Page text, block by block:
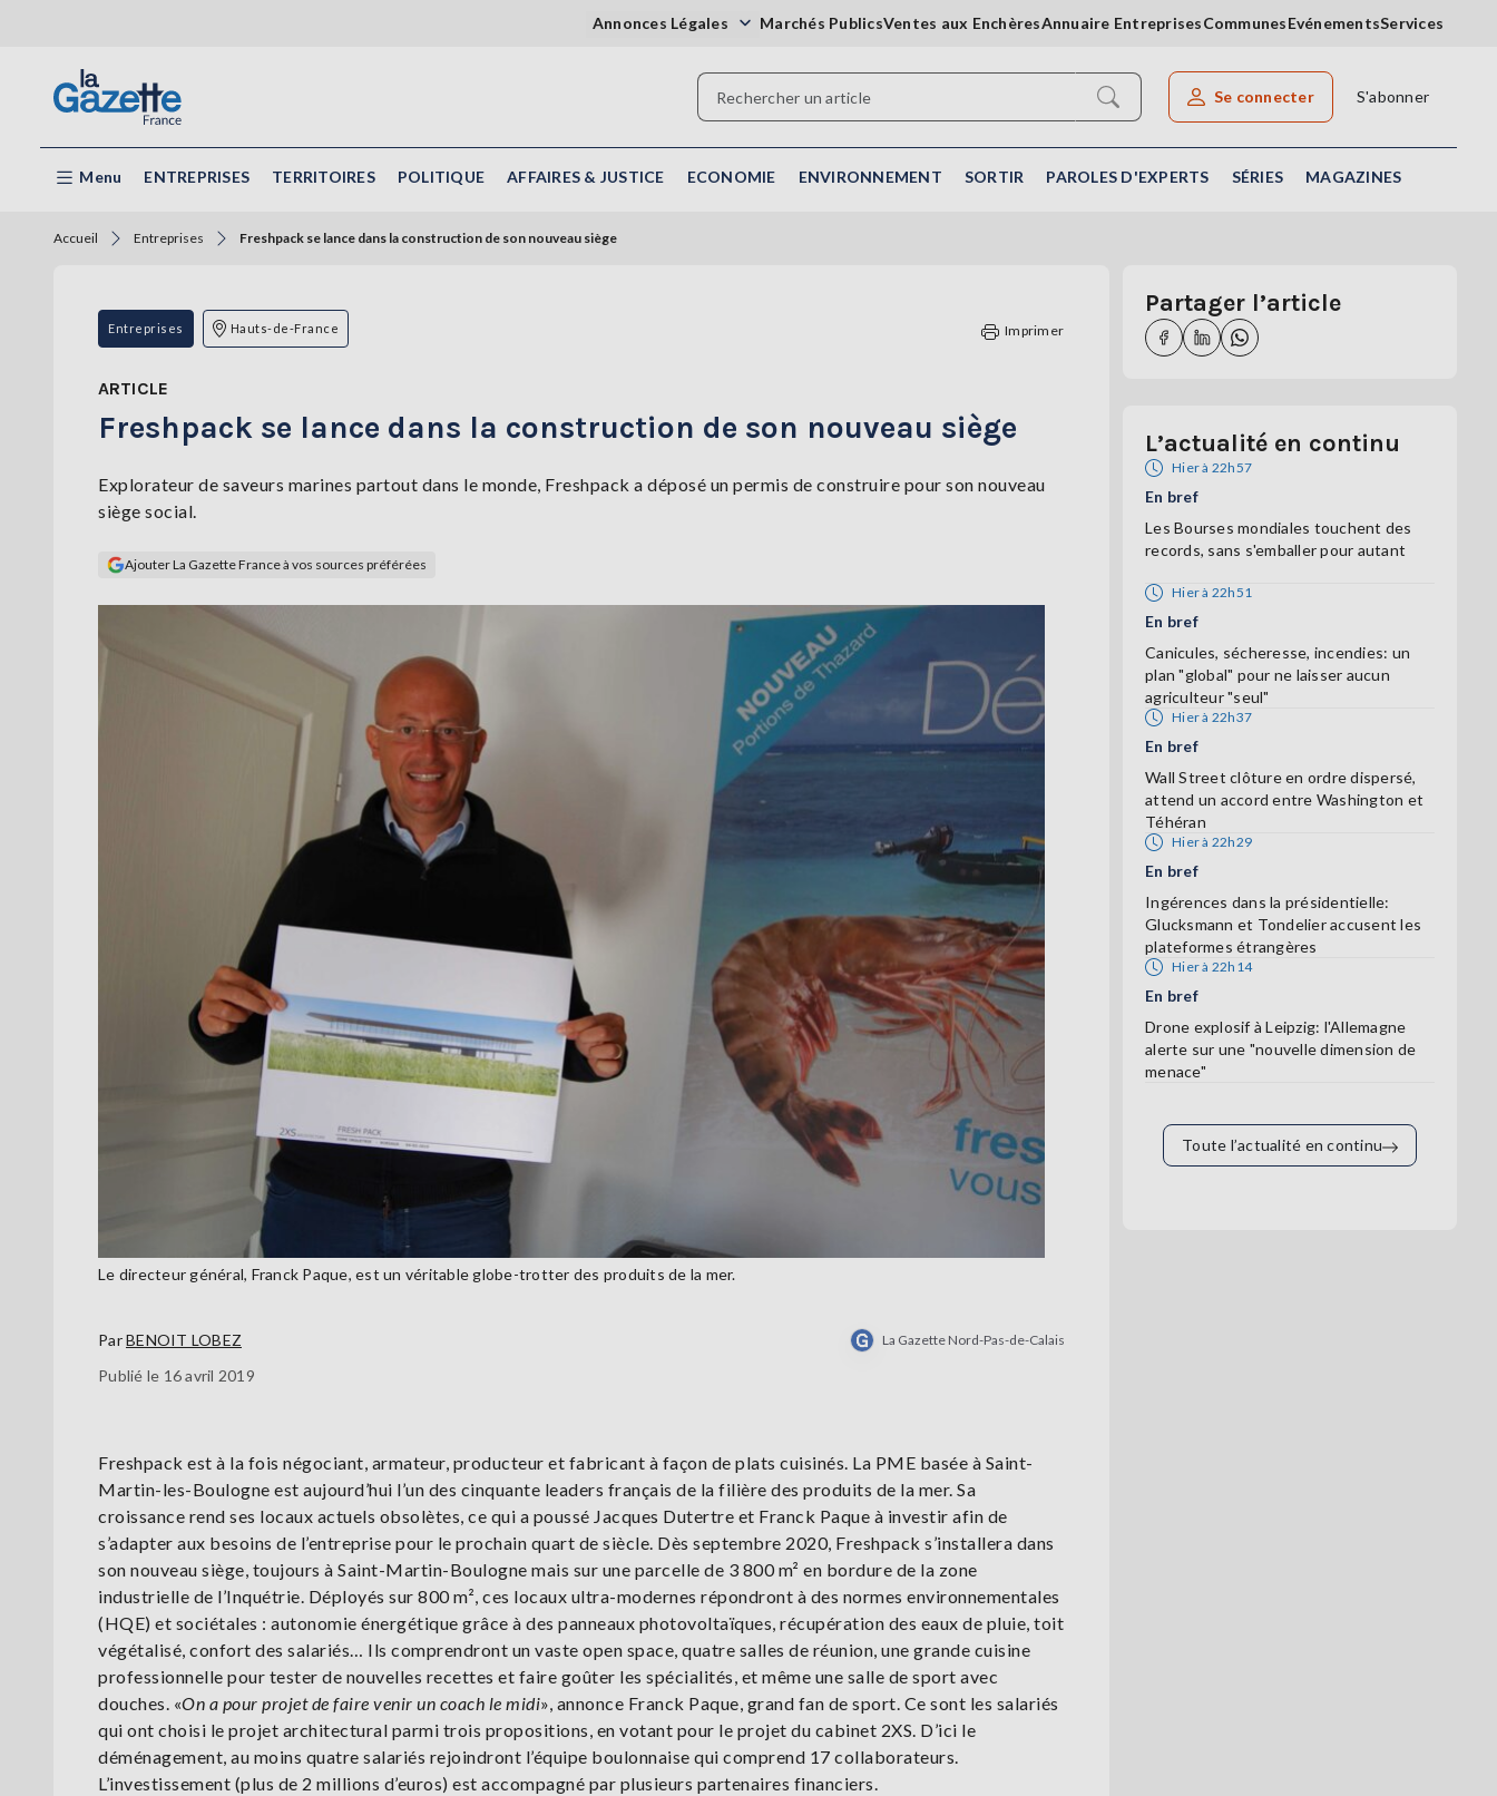
Annonces Légales Marchés PublicsVentes aux EnchèresAnnuaire EntreprisesCommunesEvénementsServices
Rechercher un article
Se connecter S'abonner
Menu ENTREPRISES TERRITOIRES POLITIQUE AFFAIRES & JUSTICE ECONOMIE ENVIRONNEMENT SORTIR PAROLES D'EXPERTS SÉRIES MAGAZINES
Accueil Entreprises Freshpack se lance dans la construction de son nouveau siège
Entreprises Hauts-de-France Imprimer
ARTICLE
Freshpack se lance dans la construction de son nouveau siège
Explorateur de saveurs marines partout dans le monde, Freshpack a déposé un permis de construire pour son nouveau
siège social.
Ajouter La Gazette France à vos sources préférées
Le directeur général, Franck Paque, est un véritable globe-trotter des produits de la mer.
ParBENOIT LOBEZ La Gazette Nord-Pas-de-Calais
Publié le 16 avril 2019
Freshpack est à la fois négociant, armateur, producteur et fabricant à façon de plats cuisinés. La PME basée à Saint-
Martin-les-Boulogne est aujourd’hui l’un des cinquante leaders français de la filière des produits de la mer. Sa
croissance rend ses locaux actuels obsolètes, ce qui a poussé Jacques Dutertre et Franck Paque à investir afin de
s’adapter aux besoins de l’entreprise pour le prochain quart de siècle. Dès septembre 2020, Freshpack s’installera dans
son nouveau siège, toujours à Saint-Martin-Boulogne mais sur une parcelle de 3 800 m² en bordure de la zone
industrielle de l’Inquétrie. Déployés sur 800 m², ces locaux ultra-modernes répondront à des normes environnementales
(HQE) et sociétales : autonomie énergétique grâce à des panneaux photovoltaïques, récupération des eaux de pluie, toit
végétalisé, confort des salariés… Ils comprendront un vaste open space, quatre salles de réunion, une grande cuisine
professionnelle pour tester de nouvelles recettes et faire goûter les spécialités, et même une salle de sport avec
douches. «On a pour projet de faire venir un coach le midi», annonce Franck Paque, grand fan de sport. Ce sont les salariés
qui ont choisi le projet architectural parmi trois propositions, en votant pour le projet du cabinet 2XS. D’ici le
déménagement, au moins quatre salariés rejoindront l’équipe boulonnaise qui comprend 17 collaborateurs.
L’investissement (plus de 2 millions d’euros) est accompagné par plusieurs partenaires financiers.
Partager l’article
L’actualité en continu
Hier à 22h57
En bref
Les Bourses mondiales touchent des
records, sans s'emballer pour autant
Hier à 22h51
En bref
Canicules, sécheresse, incendies: un
plan "global" pour ne laisser aucun
agriculteur "seul"
Hier à 22h37
En bref
Wall Street clôture en ordre dispersé,
attend un accord entre Washington et
Téhéran
Hier à 22h29
En bref
Ingérences dans la présidentielle:
Glucksmann et Tondelier accusent les
plateformes étrangères
Hier à 22h14
En bref
Drone explosif à Leipzig: l'Allemagne
alerte sur une "nouvelle dimension de
menace"
Toute l’actualité en continu